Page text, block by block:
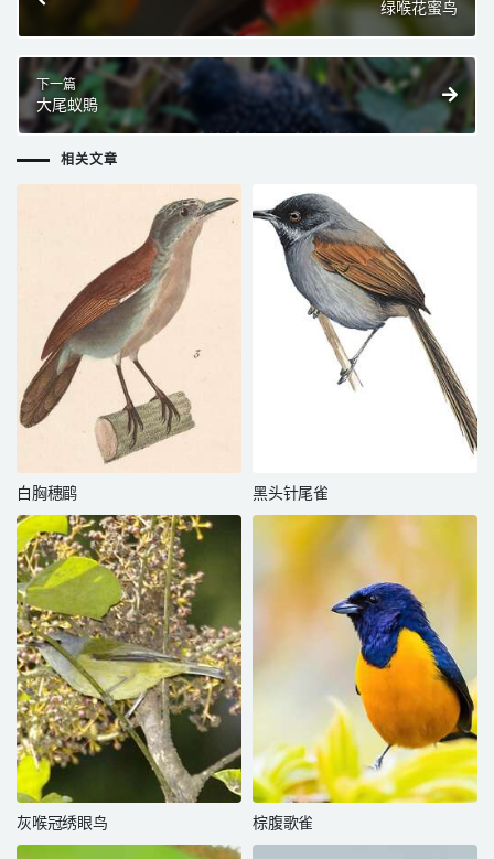
绿喉花蜜鸟
下一篇
大尾蚁鵙
相关文章
白胸穗鹛 黑头针尾雀
灰喉冠绣眼鸟 棕腹歌雀